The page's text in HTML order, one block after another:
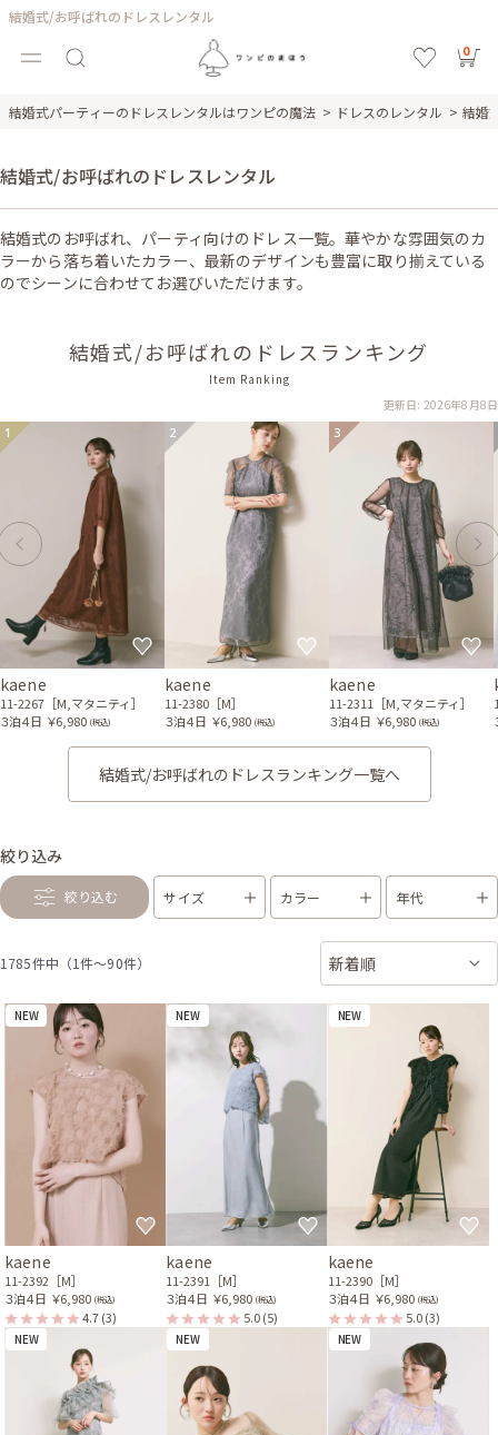
結婚式/お呼ばれのドレスレンタル
0
結婚式パーティーのドレスレンタルはワンピの魔法 ドレスのレンタル 結婚
結婚式/お呼ばれのドレスレンタル
結婚式のお呼ばれ、パーティ向けのドレス一覧。華やかな雰囲気のカ
ラーから落ち着いたカラー、最新のデザインも豊富に取り揃えている
のでシーンに合わせてお選びいただけます。
結婚式/お呼ばれのドレスランキング
Item Ranking
更新日: 2026年8月8日
1
kaene
11-2267［M,マタニティ］
３泊４日 ￥6,980 (税込)
2
kaene
11-2380［M］
３泊４日 ￥6,980 (税込)
3
kaene
11-2311［M,マタニティ］
３泊４日 ￥6,980 (税込)
結婚式/お呼ばれのドレスランキング一覧へ
絞り込み
絞り込む サイズ カラー 年代
1785件中（1件〜90件）
NEW
kaene
11-2392［M］
３泊４日 ￥6,980 (税込)
4.7(3)
NEW
kaene
11-2391［M］
３泊４日 ￥6,980 (税込)
5.0(5)
NEW
kaene
11-2390［M］
３泊４日 ￥6,980 (税込)
5.0(3)
NEW NEW NEW